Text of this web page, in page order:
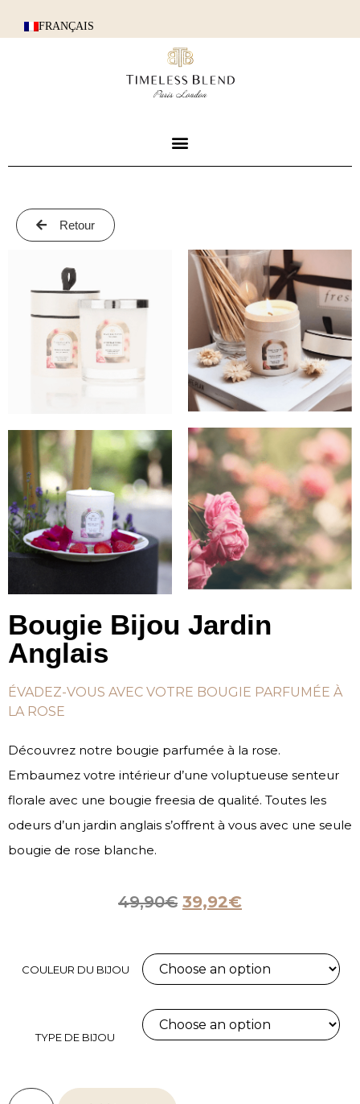
FRANÇAIS
Retour
Bougie Bijou Jardin
Anglais
ÉVADEZ-VOUS AVEC VOTRE BOUGIE PARFUMÉE À
LA ROSE
Découvrez notre bougie parfumée à la rose.
Embaumez votre intérieur d’une voluptueuse senteur
florale avec une bougie freesia de qualité. Toutes les
odeurs d’un jardin anglais s’offrent à vous avec une seule
bougie de rose blanche.
49,90€ 39,92€
COULEUR DU BIJOU
TYPE DE BIJOU